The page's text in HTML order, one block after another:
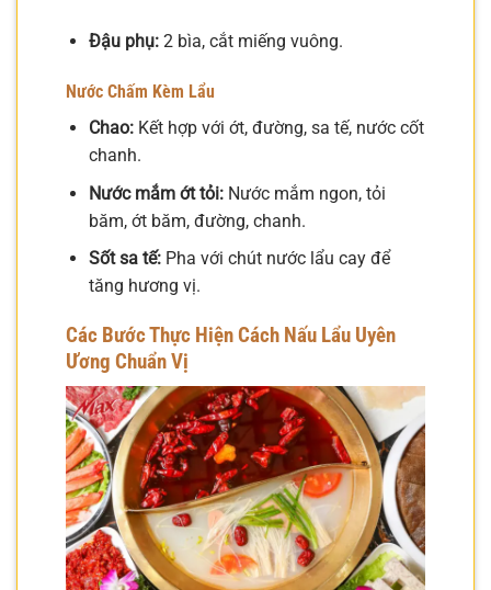
Đậu phụ:2 bìa, cắt miếng vuông.
Nước Chấm Kèm Lẩu
Chao:Kết hợp với ớt, đường, sa tế, nước cốt
chanh.
Nước mắm ớt tỏi:Nước mắm ngon, tỏi
băm, ớt băm, đường, chanh.
Sốt sa tế:Pha với chút nước lẩu cay để
tăng hương vị.
Các Bước Thực HiệnCách Nấu Lẩu Uyên
Ương Chuẩn Vị